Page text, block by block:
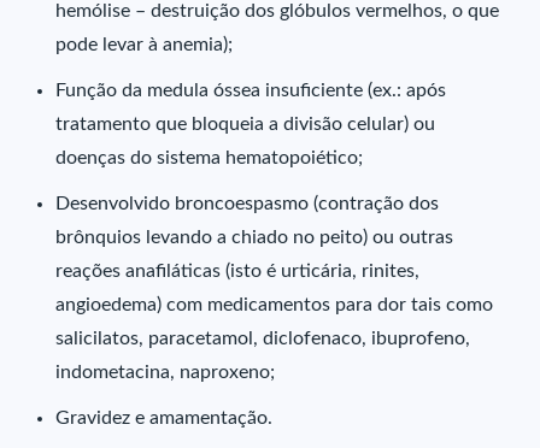
hemólise – destruição dos glóbulos vermelhos, o que
pode levar à anemia);
Função da medula óssea insuficiente (ex.: após
tratamento que bloqueia a divisão celular) ou
doenças do sistema hematopoiético;
Desenvolvido broncoespasmo (contração dos
brônquios levando a chiado no peito) ou outras
reações anafiláticas (isto é urticária, rinites,
angioedema) com medicamentos para dor tais como
salicilatos, paracetamol, diclofenaco, ibuprofeno,
indometacina, naproxeno;
Gravidez e amamentação.